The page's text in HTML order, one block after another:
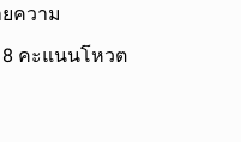
ความ
คะแนนโหวต